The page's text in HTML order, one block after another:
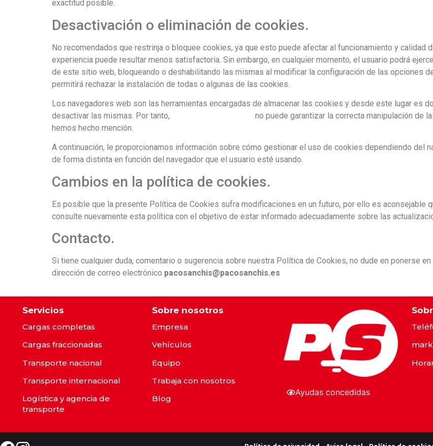
exactitud posible.
Desactivación o eliminación de cookies.
No recomendados que restrinja o bloquee cookies, ya que esto puede afectar al funcionamiento y
experiencia puede resultar menos satisfactoria. Sin embargo, en cualquier momento, el usuario podrá
de este sitio web, bloqueando o deshabilitando las mismas al modificar la configuración de las opciones
permitirá rechazar la instalación de todas o algunas de las cookies.
Los navegadores web son las herramientas encargadas de almacenar las cookies y desde este lugar es
desactivar las mismas. Por tanto,
no puede garantizar la correcta manipulación de
hemos hecho mención.
A continuación, le proporcionamos información sobre cómo gestionar el uso de cookies dependiendo del
de forma distinta en función del navegador que el usuario esté usando.
Cambios en la política de cookies.
Es posible que la presente Política de Cookies sufra modificaciones en un futuro, por ello es aconsejable
consulte nuevamente esta política con el objetivo de estar informado adecuadamente sobre las
Contacto.
Si tiene cualquier duda, comentario o sugerencia sobre nuestra Política de Cookies, no dude en ponerse
dirección de correo electrónico pacosanchis@pacosanchis.es
Servicios
Cargas completas
Cargas fraccionadas
Transporte nacional
Transporte internacional
Logística y agencia de
transporte
Sobre nosotros
Empresa
Vehículos
Equipo
Trabaja con nosotros
Blog
Ayudas concedidas